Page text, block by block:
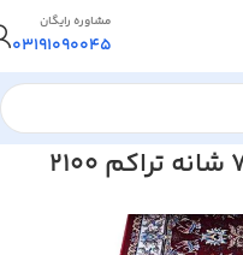
مشاوره رایگان
03191090045
کناره لاکی طرح افشان 700 شانه تراکم 2100